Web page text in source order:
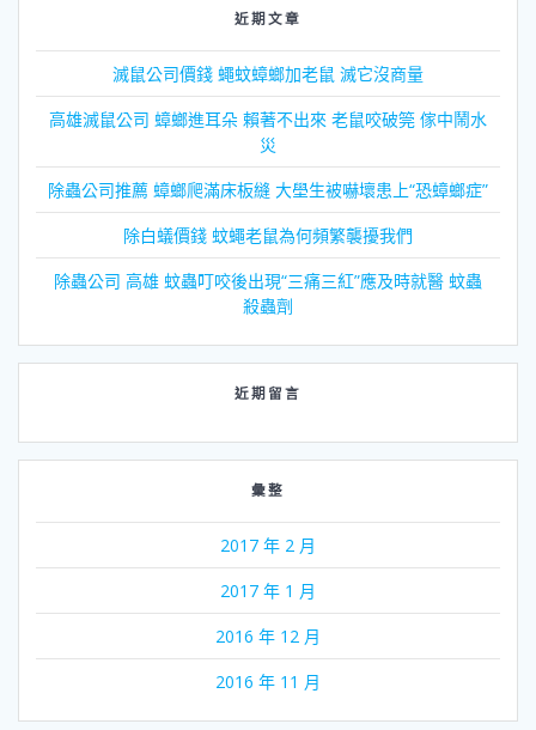
近期文章
滅鼠公司價錢 蠅蚊蟑螂加老鼠 滅它沒商量
高雄滅鼠公司 蟑螂進耳朵 賴著不出來 老鼠咬破筦 傢中鬧水
災
除蟲公司推薦 蟑螂爬滿床板縫 大壆生被嚇壞患上“恐蟑螂症”
除白蟻價錢 蚊蠅老鼠為何頻繁襲擾我們
除蟲公司 高雄 蚊蟲叮咬後出現“三痛三紅”應及時就醫 蚊蟲
殺蟲劑
近期留言
彙整
2017 年 2 月
2017 年 1 月
2016 年 12 月
2016 年 11 月